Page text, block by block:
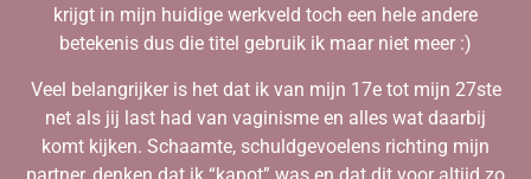
krijgt in mijn huidige werkveld toch een hele andere
betekenis dus die titel gebruik ik maar niet meer :)
Veel belangrijker is het dat ik van mijn 17e tot mijn 27ste
net als jij last had van vaginisme en alles wat daarbij
komt kijken. Schaamte, schuldgevoelens richting mijn
partner, denken dat ik “kapot” was en dat dit voor altijd zo